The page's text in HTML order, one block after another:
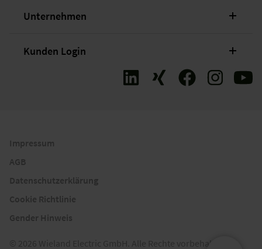
Unternehmen
Kunden Login
Impressum
AGB
Datenschutzerklärung
Cookie Richtlinie
Gender Hinweis
© 2026 Wieland Electric GmbH. Alle Rechte vorbehalten.